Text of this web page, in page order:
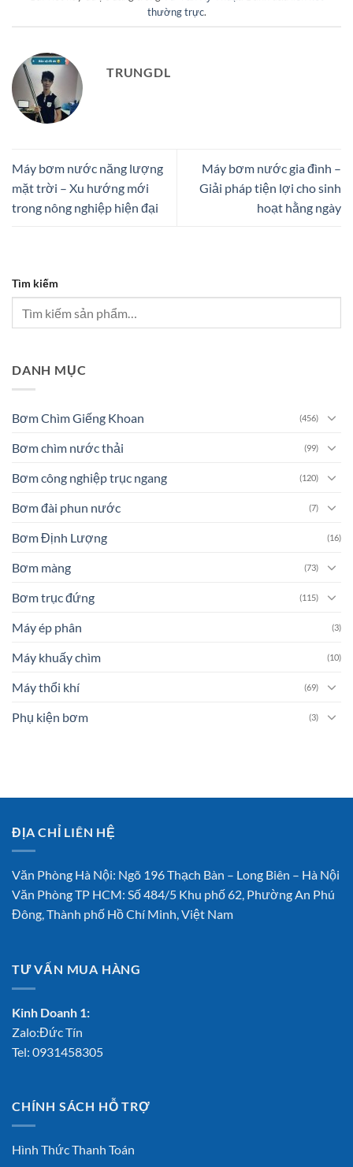
thường trực.
TRUNGDL
Máy bơm nước năng lượng
mặt trời – Xu hướng mới
trong nông nghiệp hiện đại
Máy bơm nước gia đình –
Giải pháp tiện lợi cho sinh
hoạt hằng ngày
Tìm kiếm
DANH MỤC
Bơm Chìm Giếng Khoan (456)
Bơm chìm nước thải (99)
Bơm công nghiệp trục ngang (120)
Bơm đài phun nước (7)
Bơm Định Lượng (16)
Bơm màng (73)
Bơm trục đứng (115)
Máy ép phân (3)
Máy khuấy chìm (10)
Máy thổi khí (69)
Phụ kiện bơm (3)
ĐỊA CHỈ LIÊN HỆ
Văn Phòng Hà Nội: Ngõ 196 Thạch Bàn – Long Biên – Hà Nội
Văn Phòng TP HCM: Số 484/5 Khu phố 62, Phường An Phú
Đông, Thành phố Hồ Chí Minh, Việt Nam
TƯ VẤN MUA HÀNG
Kinh Doanh 1:
Zalo:Đức Tín
Tel: 0931458305
CHÍNH SÁCH HỖ TRỢ
Hình Thức Thanh Toán